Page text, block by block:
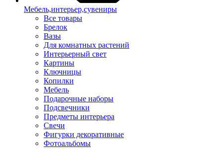
Мебель,интерьер,сувениры
Все товары
Брелок
Вазы
Для комнатных растений
Интерьерный свет
Картины
Ключницы
Копилки
Мебель
Подарочные наборы
Подсвечники
Предметы интерьера
Свечи
Фигурки декоративные
Фотоальбомы